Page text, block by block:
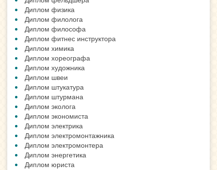
Диплом физика
Диплом филолога
Диплом философа
Диплом фитнес инструктора
Диплом химика
Диплом хореографа
Диплом художника
Диплом швеи
Диплом штукатура
Диплом штурмана
Диплом эколога
Диплом экономиста
Диплом электрика
Диплом электромонтажника
Диплом электромонтера
Диплом энергетика
Диплом юриста